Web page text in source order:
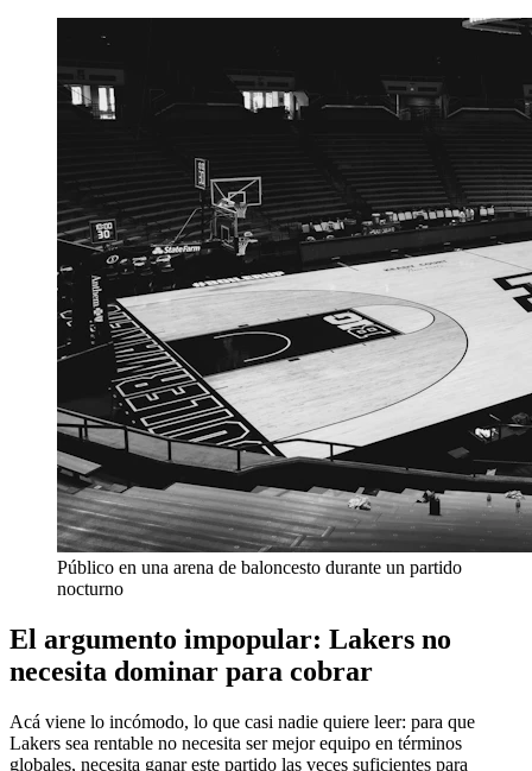
Público en una arena de baloncesto durante un partido
nocturno
El argumento impopular: Lakers no
necesita dominar para cobrar
Acá viene lo incómodo, lo que casi nadie quiere leer: para que
Lakers sea rentable no necesita ser mejor equipo en términos
globales, necesita ganar este partido las veces suficientes para